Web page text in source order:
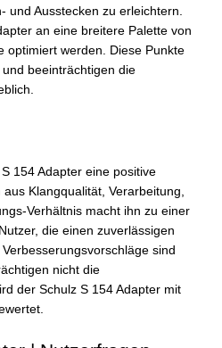
und Ausstecken zu erleichtern.
an eine breitere Palette von
optimiert werden. Diese Punkte
beeinträchtigen die
154 Adapter eine positive
Klangqualität, Verarbeitung,
Verhältnis macht ihn zu einer
die einen zuverlässigen
sind
nicht die
der Schulz S 154 Adapter mit